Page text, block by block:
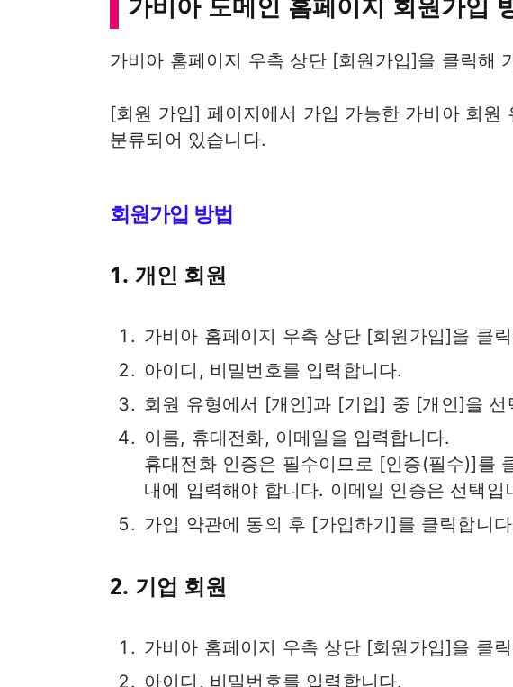
가비아 홈페이지 우측 상단 [회원가입]을 클릭해
[회원 가입] 페이지에서 가입 가능한 가비아 회원
분류되어 있습니다.
회원가입 방법
1. 개인 회원
가비아 홈페이지 우측 상단 [회원가입]을 클
아이디, 비밀번호를 입력합니다.
회원 유형에서 [개인]과 [기업] 중 [개인]을 선
이름, 휴대전화, 이메일을 입력합니다.
휴대전화 인증은 필수이므로 [인증(필수)]를
내에 입력해야 합니다. 이메일 인증은 선택입
가입 약관에 동의 후 [가입하기]를 클릭합니
2. 기업 회원
가비아 홈페이지 우측 상단 [회원가입]을 클
아이디, 비밀번호를 입력합니다.